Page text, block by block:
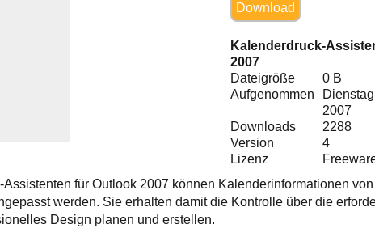
Download
Kalenderdruck-
2007
Dateigröße
0 B
Aufgenommen
2007
Downloads
2288
Version
4
Lizenz
für Outlook 2007 können Kalenderinformationen
werden. Sie erhalten damit die Kontrolle über die
Design planen und erstellen.